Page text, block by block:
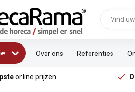
Over ons Referenties
online prijzen